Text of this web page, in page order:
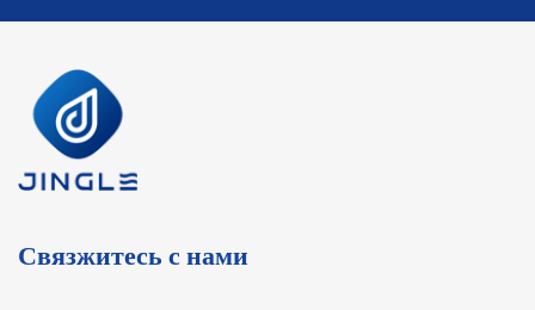
Связжитесь с нами